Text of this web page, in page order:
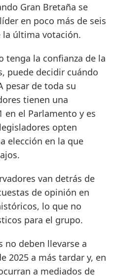
Gran Bretaña se
en poco más de seis
la última votación.
tenga la confianza de la
puede decidir cuándo
pesar de toda su
tienen una
en el Parlamento y es
opten
elección en la que
van detrás de
de opinión en
lo que no
para el grupo.
no deben llevarse a
2025 a más tardar y, en
a mediados de